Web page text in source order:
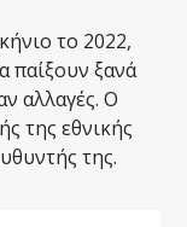
το 2022,
παίξουν ξανά
αλλαγές. O
της εθνικής
της.